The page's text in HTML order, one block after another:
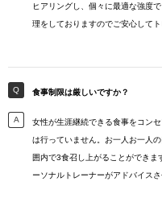
ヒアリングし、個々に最適な強度
理をしておりますのでご安心してト
食事制限は厳しいですか？
女性が生涯継続できる食事をコン
は行っていません。お一人お一人
囲内で3食召し上がることができ
ーソナルトレーナーがアドバイスさ